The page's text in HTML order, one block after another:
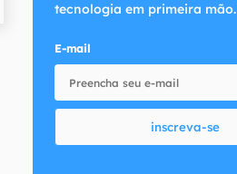
tecnologia em primeira mão.
E-mail
inscreva-se